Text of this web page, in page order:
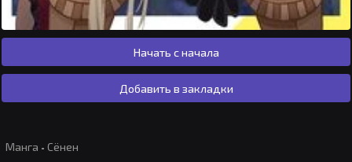
Начать с начала
Добавить в закладки
Манга · Сёнен